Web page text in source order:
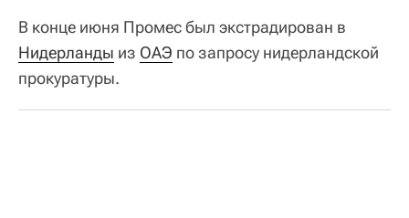
В конце июня Промес был экстрадирован в
Нидерланды из ОАЭ по запросу нидерландской
прокуратуры.